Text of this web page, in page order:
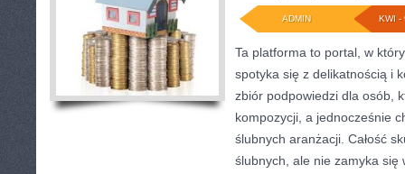
KWI -
ADMIN
Ta platforma to portal, w
spotyka się z delikatnością i
zbiór podpowiedzi dla osób,
kompozycji, a jednocześnie
ślubnych aranżacji. Całość
ślubnych, ale nie zamyka się